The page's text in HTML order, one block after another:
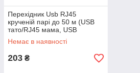
Перехідник Usb RJ45
крученій парі до 50 м (USB
тато/RJ45 мама, USB
мама/RJ45 мама, 20 см)
Немає в наявності
203 ₴